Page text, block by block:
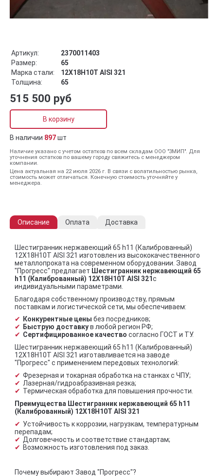
Артикул:
2370011403
Размер:
65
Марка стали:
12Х18Н10Т AISI 321
Толщина:
65
515 500 руб
В корзину
В наличии 897шт
Наличие указано с учетом остатков по всем складам ООО "ЗМИП". Для
уточнения остатков по вашему городу свяжитесь с менеджером
компании.
Цена актуальная на 22 июля 2026 г. В связи с волатильностью рынка,
стоимость может отличаться. Конечную стоимость уточняйте у
менеджера.
Описание Оплата Доставка
Шестигранник нержавеющий 65 h11 (Калиброванный)
12Х18Н10Т AISI 321 изготовлен из высококачественного
металлопроката на современном оборудовании. Завод
"Прогресс" предлагает Шестигранник нержавеющий 65
h11 (Калиброванный) 12Х18Н10Т AISI 321с
индивидуальными параметрами.
Благодаря собственному производству, прямым
поставкам и логистической сети, мы обеспечиваем:
Конкурентные цены без посредников;
Быструю доставкув любой регион РФ;
Сертифицированное качество согласно ГОСТ и ТУ.
Шестигранник нержавеющий 65 h11 (Калиброванный)
12Х18Н10Т AISI 321 изготавливается на заводе
"Прогресс" с применением передовых технологий:
Фрезерная и токарная обработка на станках с ЧПУ;
Лазерная/гидроабразивная резка;
Термическая обработка для повышения прочности.
Преимущества Шестигранник нержавеющий 65 h11
(Калиброванный) 12Х18Н10Т AISI 321
Устойчивость к коррозии, нагрузкам, температурным
перепадам;
Долговечность и соответствие стандартам;
Возможность изготовления под заказ.
Почему выбирают Завод "Прогресс"?